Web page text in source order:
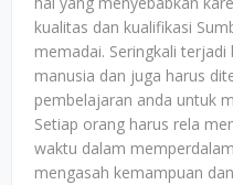
kualitas dan kualifikasi
memadai. Seringkali
manusia dan juga harus
pembelajaran anda untuk
Setiap orang harus rela
waktu dalam
mengasah kemampuan